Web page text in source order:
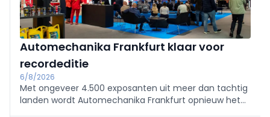
Automechanika Frankfurt klaar voor
recordeditie
6/8/2026
Met ongeveer 4.500 exposanten uit meer dan tachtig
landen wordt Automechanika Frankfurt opnieuw het